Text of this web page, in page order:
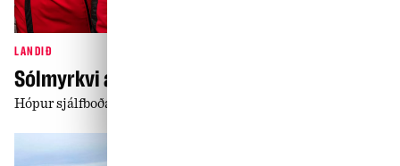
LANDIÐ
Sólmyrkvi á Íslandi: Við erum klár!
Hópur sjálfboðaliða til taks á Snæfellsnesi og Vestfjörðum